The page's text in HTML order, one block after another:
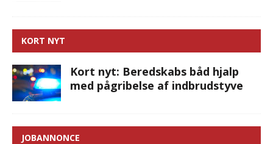
KORT NYT
Kort nyt: Beredskabs båd hjalp
med pågribelse af indbrudstyve
JOBANNONCE